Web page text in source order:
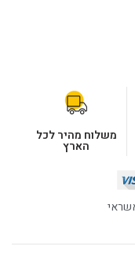
משלוח מהיר לכל
הארץ